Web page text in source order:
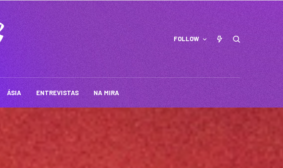
FOLLOW
ÁSIA ENTREVISTAS NA MIRA